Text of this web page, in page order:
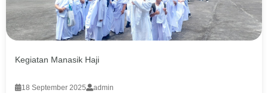
Kegiatan Manasik Haji
18 September 2025 admin